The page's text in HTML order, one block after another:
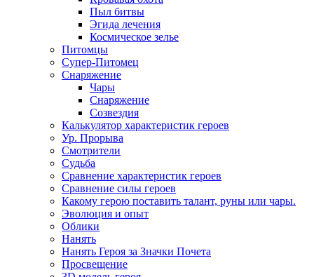
Пыл битвы
Эгида лечения
Космическое зелье
Питомцы
Супер-Питомец
Снаряжение
Чары
Снаряжение
Созвездия
Калькулятор характеристик героев
Ур. Прорыва
Смотрители
Судьба
Сравнение характеристик героев
Сравнение силы героев
Какому герою поставить талант, руны или чары.
Эволюция и опыт
Облики
Нанять
Нанять Героя за Значки Почета
Просвещение